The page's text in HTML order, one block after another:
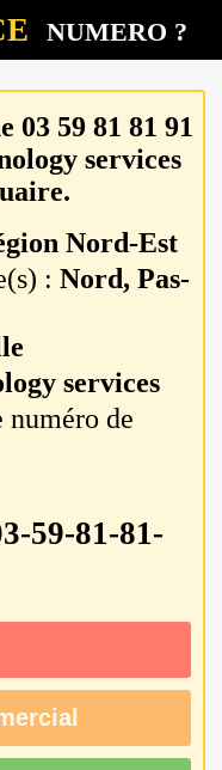
NUMERO ?
03 59 81 81 91
services
Nord-Est
:Nord, Pas-
services
numéro de
59-81-81-